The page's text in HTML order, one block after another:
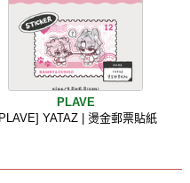
PLAVE
YATAZ | 燙金郵票貼紙